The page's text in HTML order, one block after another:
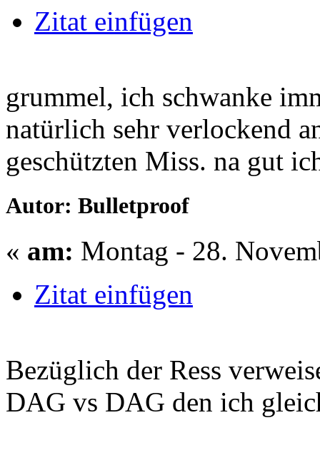
Zitat einfügen
grummel, ich schwanke
natürlich sehr verlockend
geschützten Miss. na gut
Autor: Bulletproof
« am: Montag - 28.
Zitat einfügen
Bezüglich der Ress
DAG vs DAG den ich